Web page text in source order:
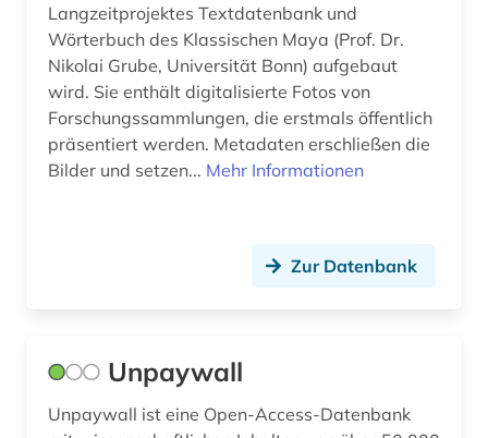
themenfindung (1)
theologie (2)
tieranatomie (1)
tiermedizin (1)
universität bamberg (2)
universität mainz (1)
Langzeitprojektes Textdatenbank und
Wörterbuch des Klassischen Maya (Prof. Dr.
Nikolai Grube, Universität Bonn) aufgebaut
wird. Sie enthält digitalisierte Fotos von
Forschungssammlungen, die erstmals öffentlich
präsentiert werden. Metadaten erschließen die
Bilder und setzen... Mehr Informationen
Zur Datenbank
Unpaywall
Unpaywall ist eine Open-Access-Datenbank